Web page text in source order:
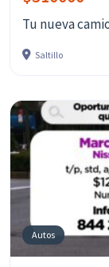
Tu nueva
Saltillo
Autos